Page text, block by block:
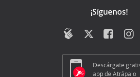
¡Síguenos!
Descárgate
app de Atrápalo